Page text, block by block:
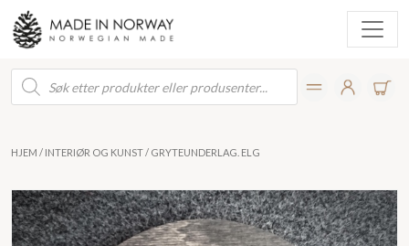
Products
search
HJEM / INTERIØR OG KUNST/ GRYTEUNDERLAG. ELG